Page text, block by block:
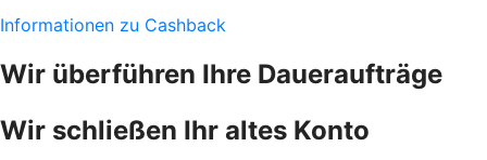
Informationen zu Cashback
Wir überführen Ihre Daueraufträge
Wir schließen Ihr altes Konto